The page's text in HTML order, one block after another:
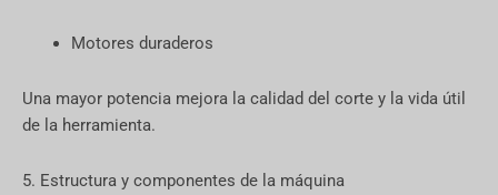
Motores duraderos
Una mayor potencia mejora la calidad del corte y la vida útil
de la herramienta.
5. Estructura y componentes de la máquina